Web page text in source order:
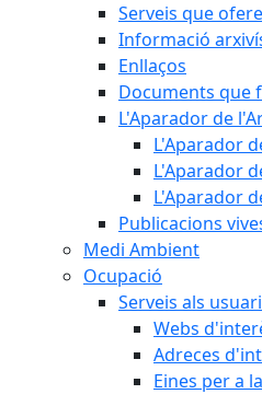
Serveis que
Informació
Enllaços
Documents que
L'Aparador de
L'Aparador
L'Aparador
L'Aparador
Publicacions
Medi Ambient
Ocupació
Serveis als
Webs
Adreces
Eines per a